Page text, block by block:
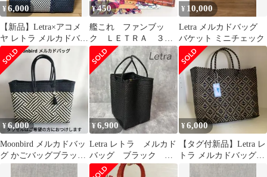
¥6,000
【新品】Letra×アコメ
ヤ レトラ メルカドバッ
グ ブルー ホワイト
¥450
艦これ ファンブッ
ク ＬＥＴＲＡ ３冊
セット（同人誌）
¥ 10,000
Letra メルカドバッグ
バケット ミニチェック
¥6,000
Moonbird メルカドバッ
グ かごバッグブラック
×アイボリー
¥6,900
Letra レトラ メルカド
バッグ ブラック か
ごバッグ
¥6,000
【タグ付新品】Letra レ
トラ メルカドバッグ
ROMBO ロンボ かごバ